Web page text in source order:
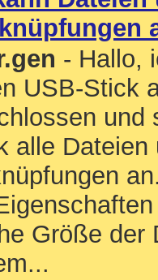
- Hallo,
USB-Stick
und
alle Dateien
Größe der